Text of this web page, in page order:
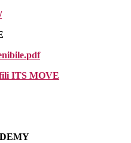
ITS MOVE